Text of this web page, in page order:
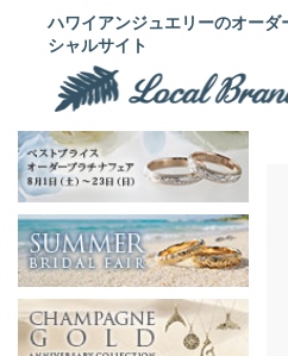
ハワイアンジュエリーのオーダ
シャルサイト